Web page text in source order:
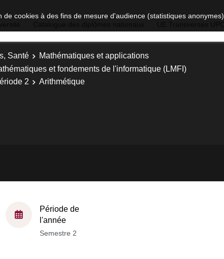
cookies à des fins de mesure d'audience (statistiques anonymes).
Santé
Mathématiques et applications
et fondements de l'informatique (LMFI)
2 Arithmétique
Période de
l'année
Semestre 2